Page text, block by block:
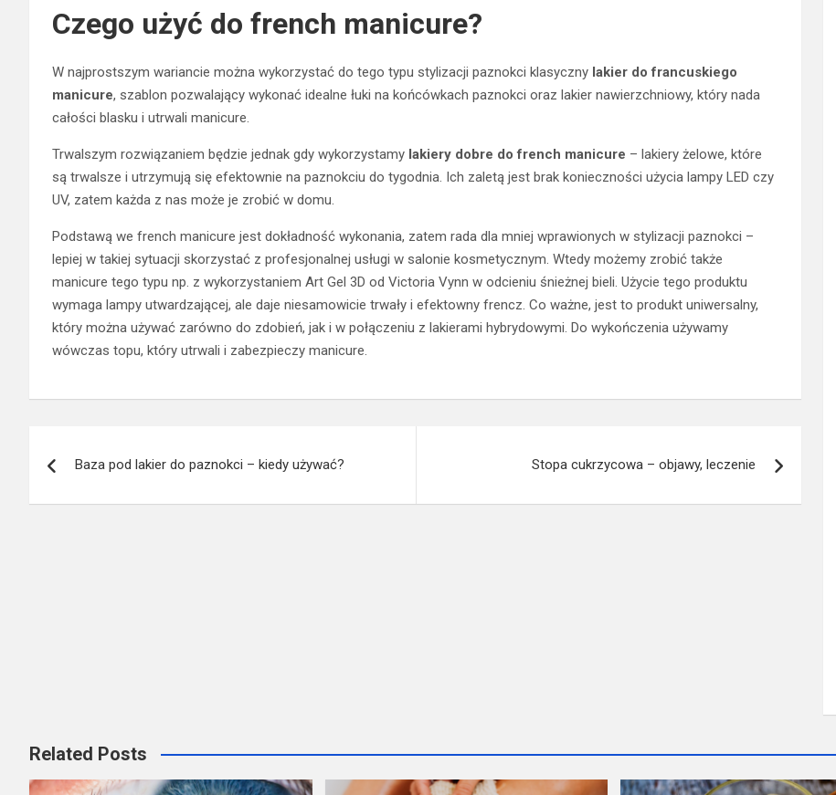
Czego użyć do french manicure?
W najprostszym wariancie można wykorzystać do tego typu stylizacji paznokci klasyczny lakier do francuskiego
manicure, szablon pozwalający wykonać idealne łuki na końcówkach paznokci oraz lakier nawierzchniowy, który nada
całości blasku i utrwali manicure.
Trwalszym rozwiązaniem będzie jednak gdy wykorzystamy lakiery dobre do french manicure – lakiery żelowe, które
są trwalsze i utrzymują się efektownie na paznokciu do tygodnia. Ich zaletą jest brak konieczności użycia lampy LED czy
UV, zatem każda z nas może je zrobić w domu.
Podstawą we french manicure jest dokładność wykonania, zatem rada dla mniej wprawionych w stylizacji paznokci –
lepiej w takiej sytuacji skorzystać z profesjonalnej usługi w salonie kosmetycznym. Wtedy możemy zrobić także
manicure tego typu np. z wykorzystaniem Art Gel 3D od Victoria Vynn w odcieniu śnieżnej bieli. Użycie tego produktu
wymaga lampy utwardzającej, ale daje niesamowicie trwały i efektowny frencz. Co ważne, jest to produkt uniwersalny,
który można używać zarówno do zdobień, jak i w połączeniu z lakierami hybrydowymi. Do wykończenia używamy
wówczas topu, który utrwali i zabezpieczy manicure.
wpisuBaza pod lakier do paznokci – kiedy używać? Stopa cukrzycowa – objawy, leczenie
Related Posts